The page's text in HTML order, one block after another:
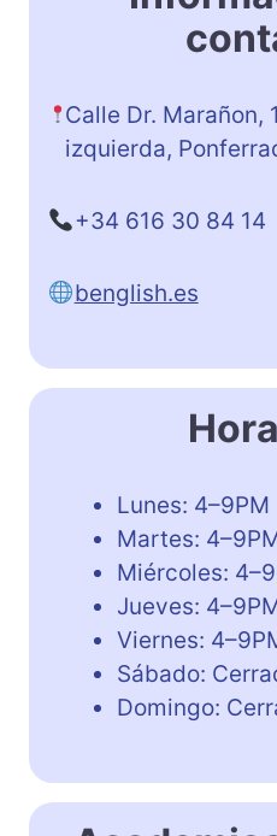
Calle Dr. Marañon,
izquierda,
+34 616 30 84 14
benglish.es
Lunes: 4–9PM
Martes:
Miércoles:
Jueves:
Viernes:
Sábado:
Domingo: